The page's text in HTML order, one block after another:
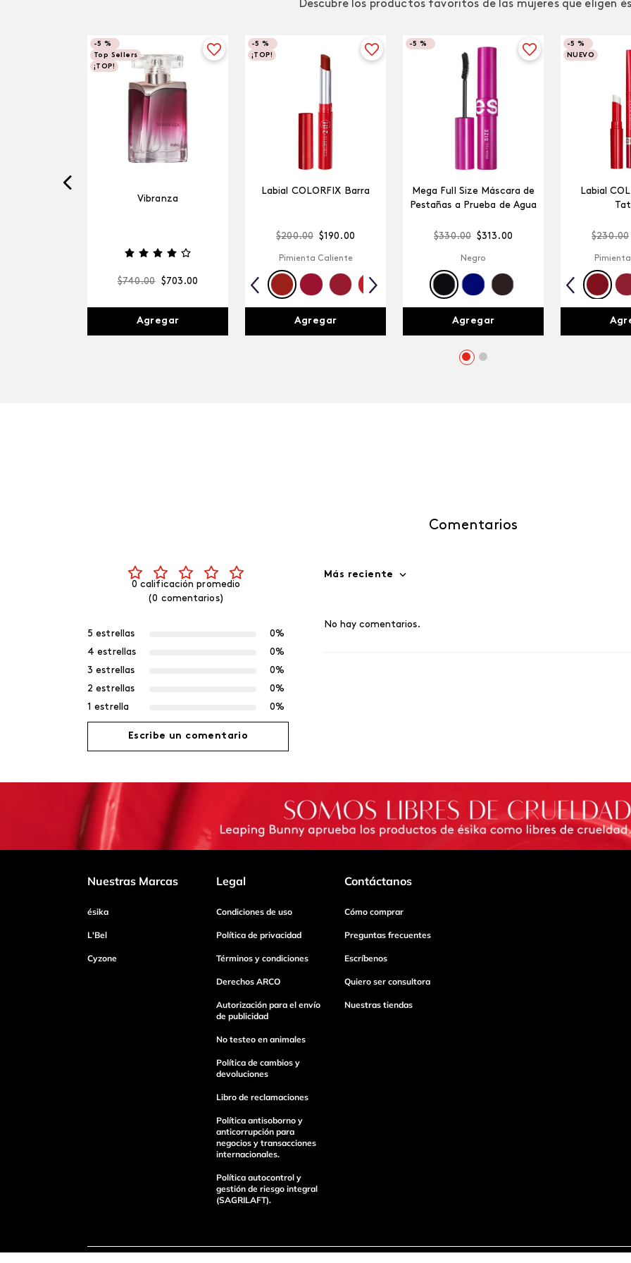
Descubre los productos favoritos de las mujeres que eligen
-5 %
Top Sellers
¡TOP!
Vibranza
$740.00 $703 .00
Agregar
-5 %
¡TOP!
Labial COLORFIX Barra
$200.00 $190 .00
Pimienta Caliente
Agregar
-5 %
Mega Full Size Máscara de
Pestañas a Prueba de Agua
$330.00 $313 .00
Negro
Agregar
-5 %
NUEVO
Labial
$230.00
Comentarios
0 calificación promedio
(0 comentarios)
5 estrellas
0%
4 estrellas
0%
3 estrellas
0%
2 estrellas
0%
1 estrella
0%
Escribe un comentario
Agregar comentario
Título
Tu nombre
Enviar Comentario
Más reciente
No hay comentarios.
Nuestras Marcas
ésika
L'Bel
Cyzone
Legal
Condiciones de uso
Política de privacidad
Términos y condiciones
Derechos ARCO
Autorización para el envío
de publicidad
No testeo en animales
Política de cambios y
devoluciones
Libro de reclamaciones
Política antisoborno y
anticorrupción para
negocios y transacciones
internacionales.
Política autocontrol y
gestión de riesgo integral
(SAGRILAFT).
Contáctanos
Cómo comprar
Preguntas frecuentes
Escríbenos
Quiero ser consultora
Nuestras tiendas